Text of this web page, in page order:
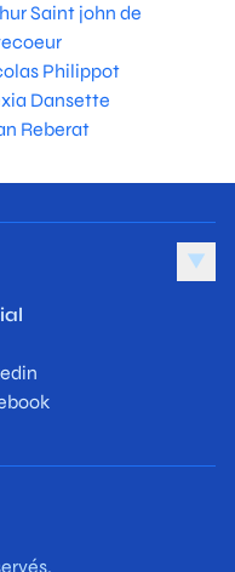
Saint john de
Philippot
Dansette
Reberat
▼